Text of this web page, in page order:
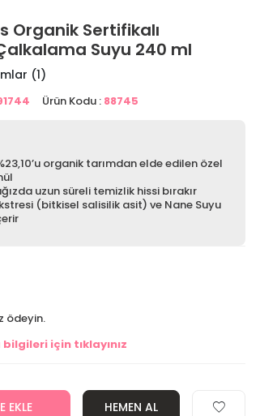
Organik Sertifikalı
Suyu 240 ml
(1)
Ürün Kodu : 88745
organik tarımdan elde edilen özel
uzun süreli temizlik hissi bırakır
(bitkisel salisilik asit) ve Nane Suyu
ödeyin.
için tıklayınız
EKLE HEMEN AL